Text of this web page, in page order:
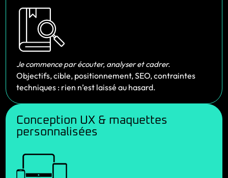
Je commence par écouter, analyser et cadrer.
Objectifs, cible, positionnement, SEO, contraintes
techniques : rien n’est laissé au hasard.
Conception UX & maquettes
personnalisées